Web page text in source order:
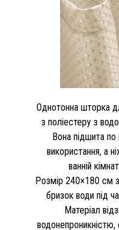
Однотонна шторка
з поліестеру з
Вона підшита по
використання, а
ванній
Розмір 240×180 см
бризок води під
Матеріал